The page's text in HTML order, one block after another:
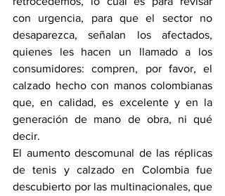
con urgencia, para que el sector no
desaparezca, señalan los afectados,
quienes les hacen un llamado a los
consumidores: compren, por favor, el
calzado hecho con manos colombianas
que, en calidad, es excelente y en la
generación de mano de obra, ni qué
decir.
El aumento descomunal de las réplicas
de tenis y calzado en Colombia fue
descubierto por las multinacionales, que